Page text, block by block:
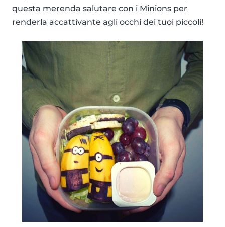
questa merenda salutare con i Minions per
renderla accattivante agli occhi dei tuoi piccoli!